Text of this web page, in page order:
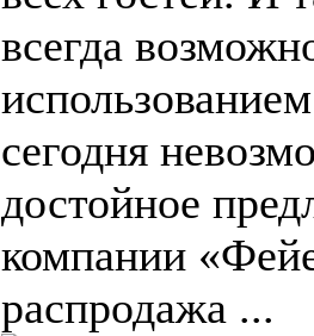
всегда
сегодня
достойное
компании
распродажа ...